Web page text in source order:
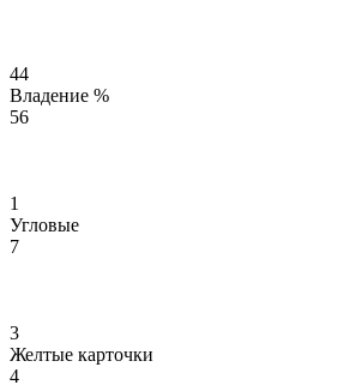
44
Владение %
56
1
Угловые
7
3
Желтые карточки
4